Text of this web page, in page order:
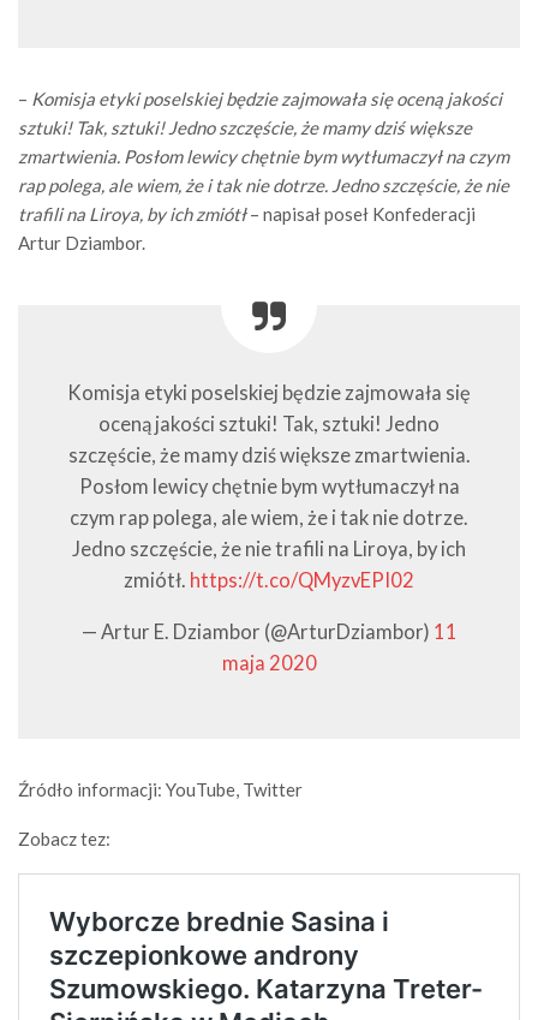
– Komisja etyki poselskiej będzie zajmowała się oceną jakości
sztuki! Tak, sztuki! Jedno szczęście, że mamy dziś większe
zmartwienia. Posłom lewicy chętnie bym wytłumaczył na czym
rap polega, ale wiem, że i tak nie dotrze. Jedno szczęście, że nie
trafili na Liroya, by ich zmiótł– napisał poseł Konfederacji
Artur Dziambor.
Komisja etyki poselskiej będzie zajmowała się
oceną jakości sztuki! Tak, sztuki! Jedno
szczęście, że mamy dziś większe zmartwienia.
Posłom lewicy chętnie bym wytłumaczył na
czym rap polega, ale wiem, że i tak nie dotrze.
Jedno szczęście, że nie trafili na Liroya, by ich
zmiótł. https://t.co/QMyzvEPI02
— Artur E. Dziambor (@ArturDziambor) 11
maja 2020
Źródło informacji: YouTube, Twitter
Zobacz tez: